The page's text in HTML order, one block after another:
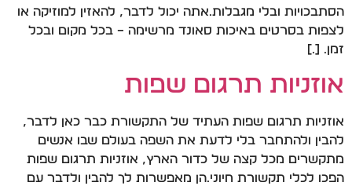
הסתבכויות ובלי מגבלות.אתה יכול לדבר, להאזין למוזיקה או
לצפות בסרטים באיכות סאונד מרשימה – בכל מקום ובכל
זמן. […]
אוזניות תרגום שפות
אוזניות תרגום שפות העתיד של התקשורת כבר כאן לדבר,
להבין ולהתחבר בלי לדעת את השפה בעולם שבו אנשים
מתקשרים מכל קצה של כדור הארץ, אוזניות תרגום שפות
הפכו לכלי תקשורת חיוני.הן מאפשרות לך להבין ולדבר עם